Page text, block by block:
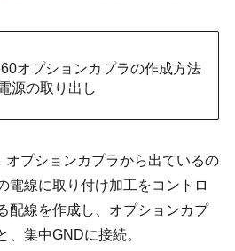
オプションカプラの作成方法
源の取り出し
オプションカプラから出ているの
電線に取り付け加工をコントロ
配線を作成し、オプションカプ
、集中GNDに接続。